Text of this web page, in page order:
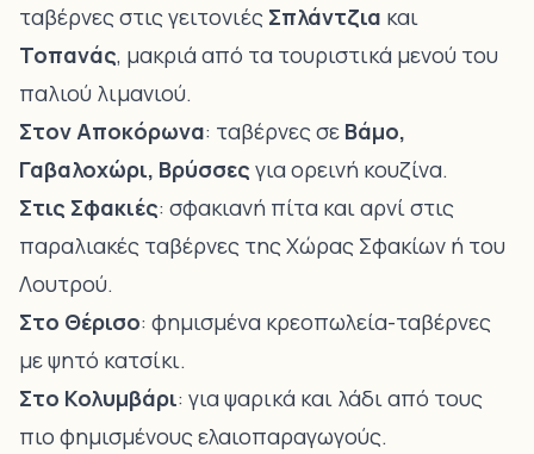
ταβέρνες στις γειτονιές Σπλάντζια και
Τοπανάς, μακριά από τα τουριστικά μενού του
παλιού λιμανιού.
Στον Αποκόρωνα: ταβέρνες σε Βάμο,
Γαβαλοχώρι, Βρύσσες για ορεινή κουζίνα.
Στις Σφακιές: σφακιανή πίτα και αρνί στις
παραλιακές ταβέρνες της Χώρας Σφακίων ή του
Λουτρού.
Στο Θέρισο: φημισμένα κρεοπωλεία-ταβέρνες
με ψητό κατσίκι.
Στο Κολυμβάρι: για ψαρικά και λάδι από τους
πιο φημισμένους ελαιοπαραγωγούς.